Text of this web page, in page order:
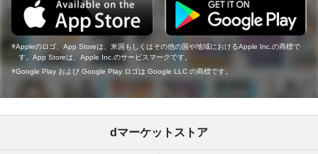
Appleのロゴ、App Storeは、米国もしくはその他の国や地域におけるApple Inc.の商標で
す。App Storeは、Apple Inc.のサービスマークです。
Google Play および Google Play ロゴは Google LLC の商標です。
dマーケットストア